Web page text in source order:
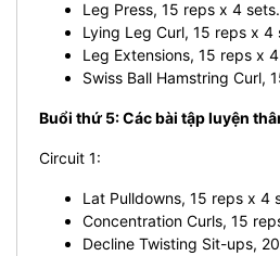
Leg Press, 15 reps x 4 sets.
Lying Leg Curl, 15 reps x 4
Leg Extensions, 15 reps x
Swiss Ball Hamstring Curl,
Buổi thứ 5: Các bài tập luyện
Circuit 1:
Lat Pulldowns, 15 reps x 4
Concentration Curls, 15
Decline Twisting Sit-ups,